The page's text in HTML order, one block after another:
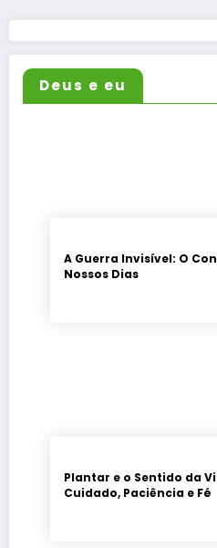
Deus e eu
A Guerra Invisível: O
Nossos Dias
Plantar e o Sentido da
Cuidado, Paciência e Fé